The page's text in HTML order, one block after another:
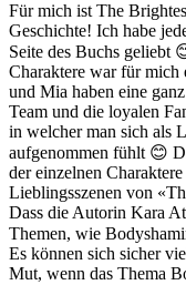
Für mich ist The
Geschichte! Ich habe
Seite des Buchs geliebt
Charaktere war für mich
und Mia haben eine
Team und die loyalen
in welcher man sich als
aufgenommen fühlt 😊
der einzelnen
Lieblingsszenen von
Dass die Autorin Kara
Themen, wie
Es können sich sicher
Mut, wenn das Thema